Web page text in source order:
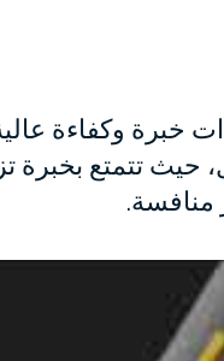
وكفاءة عالية
حيث تتمتع
منافسة.